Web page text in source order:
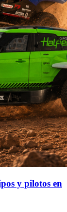
y pilotos en